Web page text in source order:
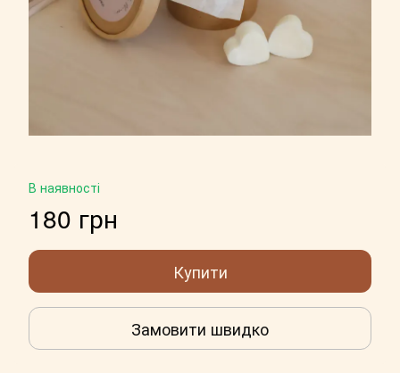
В наявності
180 грн
Купити
Замовити швидко